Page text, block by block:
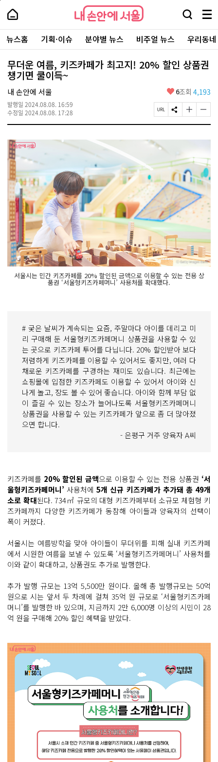
본
로
가
내
손
안
에
서
울
-
서
울
시
대
표
소
통
포
내
손
에
울
검
창
열
기
메
뉴
전
체
보
기
주
요
서
뉴스홈 기획·이슈 분야별 뉴스 비주얼 뉴스 우리동
무더운 여름, 키즈카페가 최고지! 20% 할인 상품권
챙기면 쿨이득~
내 손안에 서울
발행일 2024.08.08. 16:59
수정일 2024.08.08. 17:28
좋
요
6조회 4,193
페
이
U
R
복
사
S
N
공
기
글
자
기
게
변
경
하
기
글
자
기
변
경
하
기
서울시는 민간 키즈카페를 20% 할인된 금액으로 이용할 수 있는 전용 상
품권 ‘서울형키즈카페머니’ 사용처를 확대했다.
# 궂은 날씨가 계속되는 요즘, 주말마다 아이를 데리고 미
리 구매해 둔 서울형키즈카페머니 상품권을 사용할 수 있
는 곳으로 키즈카페 투어를 다닙니다. 20% 할인받아 보다
저렴하게 키즈카페를 이용할 수 있어서도 좋지만, 여러 다
채로운 키즈카페를 구경하는 재미도 있습니다. 최근에는
쇼핑몰에 입점한 키즈카페도 이용할 수 있어서 아이와 신
나게 놀고, 장도 볼 수 있어 좋습니다. 아이와 함께 부담 없
이 즐길 수 있는 장소가 늘어나도록 서울형키즈카페머니
상품권을 사용할 수 있는 키즈카페가 앞으로 좀 더 많아졌
으면 합니다.
- 은평구 거주 양육자 A씨
키즈카페를 20% 할인된 금액으로 이용할 수 있는 전용 상품권 ‘서
울형키즈카페머니’ 사용처에5개 신규 키즈카페가 추가돼 총 49개
소로 확대된다. 734㎡ 규모의 대형 키즈카페부터 소규모 체험형 키
즈카페까지 다양한 키즈카페가 동참해 아이들과 양육자의 선택이
폭이 커졌다.
서울시는 여름방학을 맞아 아이들이 무더위를 피해 실내 키즈카페
에서 시원한 여름을 보낼 수 있도록 ‘서울형키즈카페머니’ 사용처를
이와 같이 확대하고, 상품권도 추가로 발행한다.
추가 발행 규모는 13억 5,500만 원이다. 올해 총 발행규모는 50억
원으로 시는 앞서 두 차례에 걸쳐 35억 원 규모로 ‘서울형키즈카페
머니’를 발행한 바 있으며, 지금까지 2만 6,000명 이상의 시민이 28
억 원을 구매해 20% 할인 혜택을 받았다.
페
상
단
로